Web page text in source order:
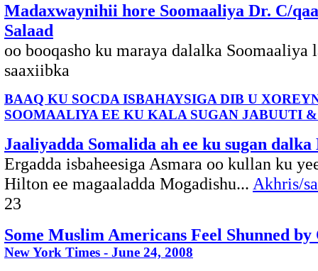
Madaxwaynihii hore Soomaaliya Dr. C/
Salaad
oo booqasho ku maraya dalalka Soomaaliya
saaxiibka
BAAQ KU SOCDA ISBAHAYSIGA DIB U
SOOMAALIYA EE KU KALA SUGAN JABUUTI
Jaaliyadda Somalida ah ee ku sugan
Ergadda isbaheesiga Asmara oo kullan ku
Hilton ee magaaladda Mogadishu... Akhris/
23
Some Muslim Americans Feel Shunned by
New York Times - June 24, 2008